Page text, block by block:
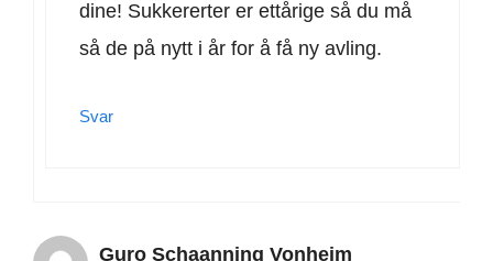
dine! Sukkererter er ettårige så du må
så de på nytt i år for å få ny avling.
Svar
Guro Schaanning Vonheim